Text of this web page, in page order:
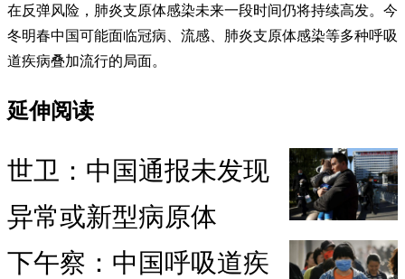
在反弹风险，肺炎支原体感染未来一段时间仍将持续高发。今
冬明春中国可能面临冠病、流感、肺炎支原体感染等多种呼吸
道疾病叠加流行的局面。
延伸阅读
世卫：中国通报未发现
异常或新型病原体
下午察：中国呼吸道疾